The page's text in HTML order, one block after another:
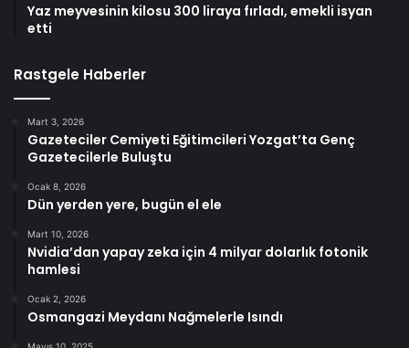
Yaz meyvesinin kilosu 300 liraya fırladı, emekli isyan
etti
Rastgele Haberler
Mart 3, 2026
Gazeteciler Cemiyeti Eğitimcileri Yozgat’ta Genç
Gazetecilerle Buluştu
Ocak 8, 2026
Dün yerden yere, bugün el ele
Mart 10, 2026
Nvidia’dan yapay zeka için 4 milyar dolarlık fotonik
hamlesi
Ocak 2, 2026
Osmangazi Meydanı Nağmelerle Isındı